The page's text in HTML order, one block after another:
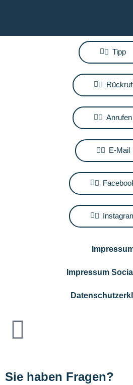
Tipp
Rückruf
Anrufen
E-Mail
Impressum
Sie haben Fragen?